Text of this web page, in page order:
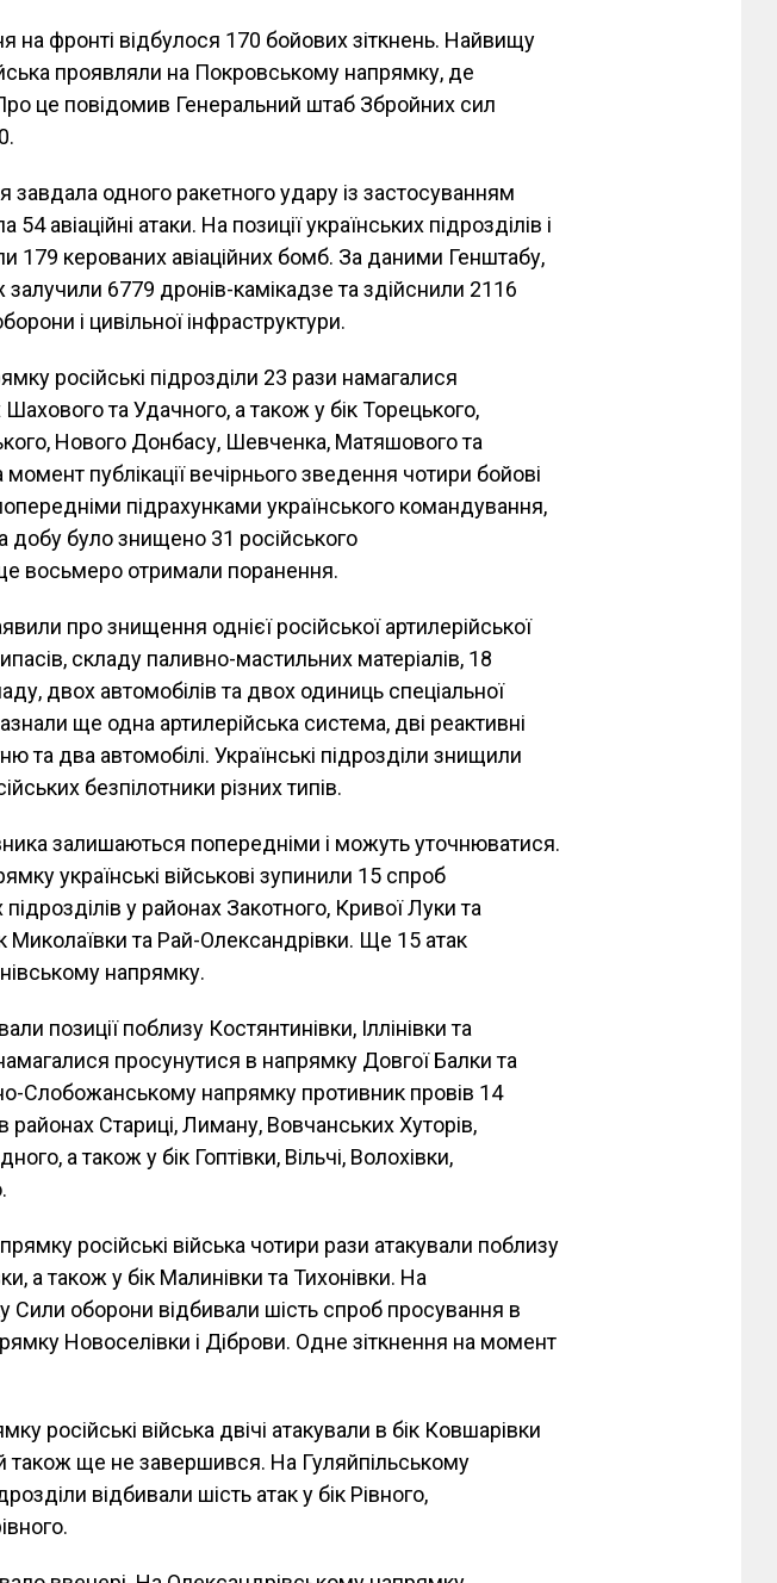
на фронті відбулося 170 бойових зіткнень. Найвищу
проявляли на Покровському напрямку, де
це повідомив Генеральний штаб Збройних сил
завдала одного ракетного удару із застосуванням
54 авіаційні атаки. На позиції українських підрозділів і
179 керованих авіаційних бомб. За даними Генштабу,
залучили 6779 дронів-камікадзе та здійснили 2116
і цивільної інфраструктури.
російські підрозділи 23 рази намагалися
та Удачного, а також у бік Торецького,
Нового Донбасу, Шевченка, Матяшового та
публікації вечірнього зведення чотири бойові
підрахунками українського командування,
добу було знищено 31 російського
восьмеро отримали поранення.
про знищення однієї російської артилерійської
складу паливно-мастильних матеріалів, 18
двох автомобілів та двох одиниць спеціальної
ще одна артилерійська система, дві реактивні
та два автомобілі. Українські підрозділи знищили
безпілотники різних типів.
залишаються попередніми і можуть уточнюватися.
українські військові зупинили 15 спроб
у районах Закотного, Кривої Луки та
Миколаївки та Рай-Олександрівки. Ще 15 атак
напрямку.
позиції поблизу Костянтинівки, Іллінівки та
просунутися в напрямку Довгої Балки та
Слобожанському напрямку противник провів 14
районах Стариці, Лиману, Вовчанських Хуторів,
а також у бік Гоптівки, Вільчі, Волохівки,
російські війська чотири рази атакували поблизу
а також у бік Малинівки та Тихонівки. На
оборони відбивали шість спроб просування в
Новоселівки і Діброви. Одне зіткнення на момент
російські війська двічі атакували в бік Ковшарівки
також ще не завершився. На Гуляйпільському
відбивали шість атак у бік Рівного,